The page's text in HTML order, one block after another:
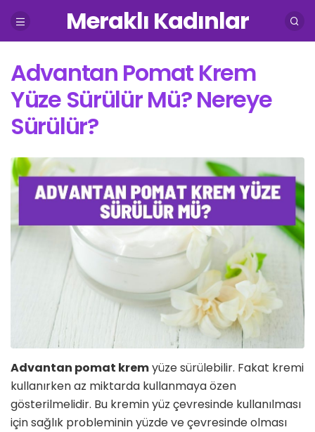
Meraklı Kadınlar
Advantan Pomat Krem
Yüze Sürülür Mü? Nereye
Sürülür?
Advantan pomat kremyüze sürülebilir. Fakat kremi
kullanırken az miktarda kullanmaya özen
gösterilmelidir. Bu kremin yüz çevresinde kullanılması
için sağlık probleminin yüzde ve çevresinde olması